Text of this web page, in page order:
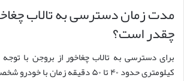
مدت زمان دسترسی به تالاب
چقدر است؟
کیلومتری حدود ۴۰ تا ۵۰ دقیقه زمان با خودرو شخصی نیاز است.